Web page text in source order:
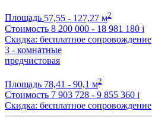
Площадь 57,55 - 127,27 м2
Стоимость 8 200 000 - 18 981 180 i
Скидка: бесплатное сопровождение
3 - комнатные
предчистовая
Площадь 78,41 - 90,1 м2
Стоимость 7 903 728 - 9 855 360 i
Скидка: бесплатное сопровождение